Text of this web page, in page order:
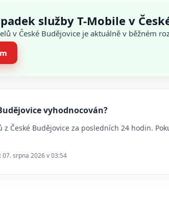
služby T-Mobile v
v České Budějovice je aktuálně v běžném
vyhodnocován?
České Budějovice za posledních 24 hodin.
srpna 2026 v 03:54